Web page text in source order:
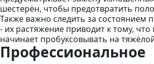
шестерён, чтобы предотвратить
Также важно следить за состоянием
- их растяжение приводит к тому, что
начинает пробуксовывать на
Профессиональное